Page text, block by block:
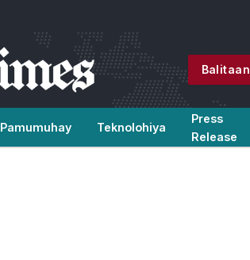
Balitaan
Pamumuhay Teknolohiya
Press
Release